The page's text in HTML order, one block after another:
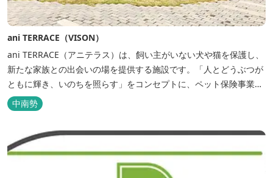
ani TERRACE（VISON）
ani TERRACE（アニテラス）は、飼い主がいない犬や猫を保護し、
新たな家族との出会いの場を提供する施設です。「人とどうぶつが
ともに輝き、いのちを照らす」をコンセプトに、ペット保険事業を
行うアニコムグループが運営します。また、本施設では、飼い主様
と一緒にVISONへ訪れたペットを一時的にお預かりするペットホテ
ルをご用意しているほか、広々...
中南勢